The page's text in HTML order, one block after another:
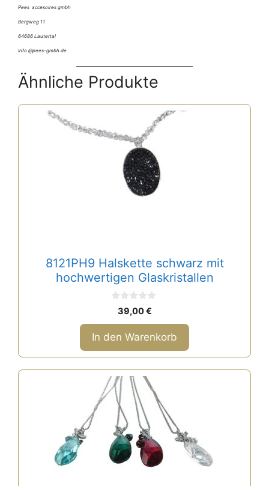
Pees accesoires gmbh
Bergweg 11
64686 Lautertal
Info @pees-gmbh.de
Ähnliche Produkte
8121PH9 Halskette schwarz mit
hochwertigen Glaskristallen
o
n
5
39,00€
In den Warenkorb
Varianten